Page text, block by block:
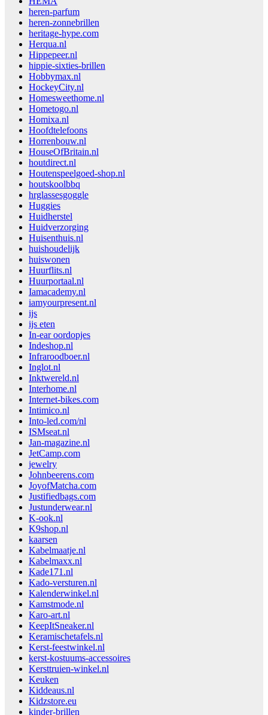
heren-parfum
heren-zonnebrillen
heritage-hype.com
Herqua.nl
Hippepeer.nl
hippie-sixties-brillen
Hobbymax.nl
HockeyCity.nl
Homesweethome.nl
Hometogo.nl
Homixa.nl
Hoofdtelefoons
Horrenbouw.nl
HouseOfBritain.nl
houtdirect.nl
Houtenspeelgoed-shop.nl
houtskoolbbq
hrglassesgoggle
Huggies
Huidherstel
Huidverzorging
Huisenthuis.nl
huishoudelijk
huiswonen
Huurflits.nl
Huurportaal.nl
Iamacademy.nl
iamyourpresent.nl
ijs
ijs eten
In-ear oordopjes
Indeshop.nl
Infraroodboer.nl
Inglot.nl
Inktwereld.nl
Interhome.nl
Internet-bikes.com
Intimico.nl
Into-led.com/nl
ISMseat.nl
Jan-magazine.nl
JetCamp.com
jewelry
Johnbeerens.com
JoyofMatcha.com
Justifiedbags.com
Justunderwear.nl
K-ook.nl
K9shop.nl
kaarsen
Kabelmaatje.nl
Kabelmaxx.nl
Kade171.nl
Kado-versturen.nl
Kalenderwinkel.nl
Kamstmode.nl
Karo-art.nl
KeepItSneaker.nl
Keramischetafels.nl
Kerst-feestwinkel.nl
kerst-kostuums-accessoires
Kersttruien-winkel.nl
Keuken
Kiddeaus.nl
Kidzstore.eu
kinder-brillen